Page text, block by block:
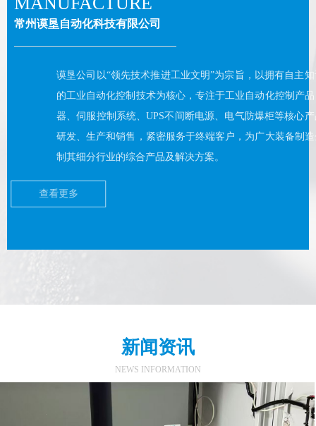
常州谟垦自动化科技有限公司
查看更多
谟垦公司以“领先技术推进工业文明”为宗旨，以拥有自主知识产权
的工业自动化控制技术为核心，专注于工业自动化控制产品（变频
器、伺服控制系统、UPS不间断电源、电气防爆柜等核心产品）的
研发、生产和销售，紧密服务于终端客户，为广大装备制造企业定
制其细分行业的综合产品及解决方案。
新闻资讯
NEWS INFORMATION